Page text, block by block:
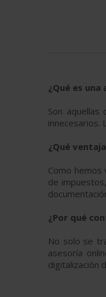
¿Qué es una
Son
innecesarios.
¿Qué
Como
de
¿Por qué
No solo se
asesoría
digitalización